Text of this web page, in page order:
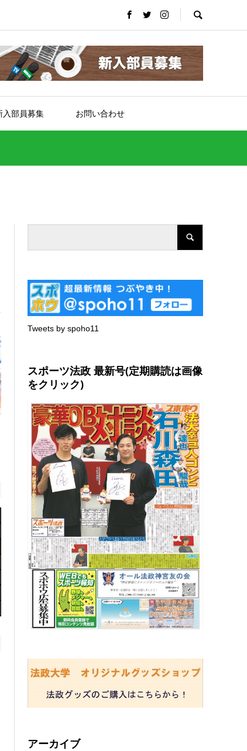
入部員募集 お問い合わせ
Tweets by spoho11
スポーツ法政 最新号(定期購読は画像
をクリック)
アーカイブ